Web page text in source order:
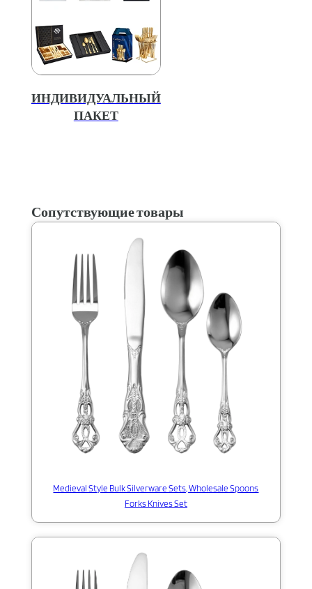
ИНДИВИДУАЛЬНЫЙ
ПАКЕТ
Сопутствующие товары
Medieval Style Bulk Silverware Sets, Wholesale Spoons
Forks Knives Set